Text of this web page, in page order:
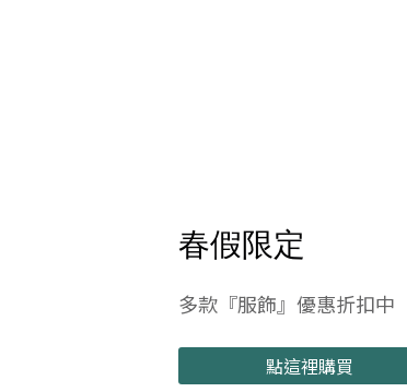
春假限定
多款『服飾』優惠折扣中
點這裡購買